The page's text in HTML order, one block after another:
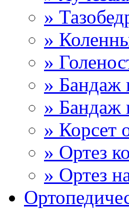
»
»
»
» Бандаж
» Бандаж
» Корсет
» Ортез
» Ортез